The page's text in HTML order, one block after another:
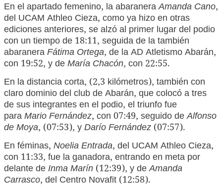
En el apartado femenino, la abaraneraAmanda Cano,
del UCAM Athleo Cieza, como ya hizo en otras
ediciones anteriores, se alzó al primer lugar del podio
con un tiempo de 18:11, seguida de la también
abaraneraFátima Ortega, de la AD Atletismo Abarán,
con 19:52, y deMaría Chacón, con 22:55.
En la distancia corta, (2,3 kilómetros), también con
claro dominio del club de Abarán, que colocó a tres
de sus integrantes en el podio, el triunfo fue
paraMario Fernández, con 07:49, seguido deAlfonso
de Moya, (07:53), yDarío Fernández (07:57).
En féminas, Noelia Entrada, del UCAM Athleo Cieza,
con 11:33, fue la ganadora, entrando en meta por
delante deInma Marín (12:39), y deAmanda
Carrasco, del Centro Novafit (12:58).